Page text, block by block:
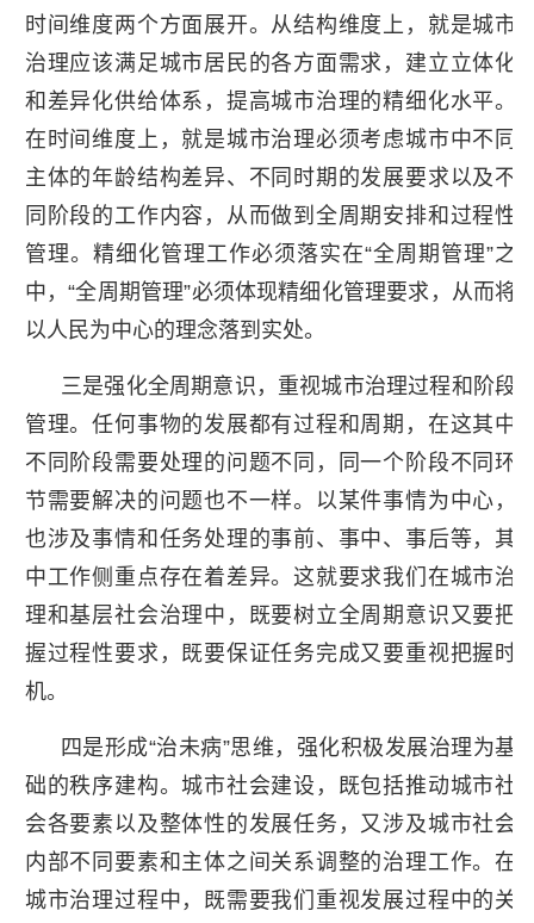
时间维度两个方面展开。从结构维度上，就是城市
治理应该满足城市居民的各方面需求，建立立体化
和差异化供给体系，提高城市治理的精细化水平。
在时间维度上，就是城市治理必须考虑城市中不同
主体的年龄结构差异、不同时期的发展要求以及不
同阶段的工作内容，从而做到全周期安排和过程性
管理。精细化管理工作必须落实在“全周期管理”之
中，“全周期管理”必须体现精细化管理要求，从而将
以人民为中心的理念落到实处。
三是强化全周期意识，重视城市治理过程和阶段
管理。任何事物的发展都有过程和周期，在这其中
不同阶段需要处理的问题不同，同一个阶段不同环
节需要解决的问题也不一样。以某件事情为中心，
也涉及事情和任务处理的事前、事中、事后等，其
中工作侧重点存在着差异。这就要求我们在城市治
理和基层社会治理中，既要树立全周期意识又要把
握过程性要求，既要保证任务完成又要重视把握时
机。
四是形成“治未病”思维，强化积极发展治理为基
础的秩序建构。城市社会建设，既包括推动城市社
会各要素以及整体性的发展任务，又涉及城市社会
内部不同要素和主体之间关系调整的治理工作。在
城市治理过程中，既需要我们重视发展过程中的关